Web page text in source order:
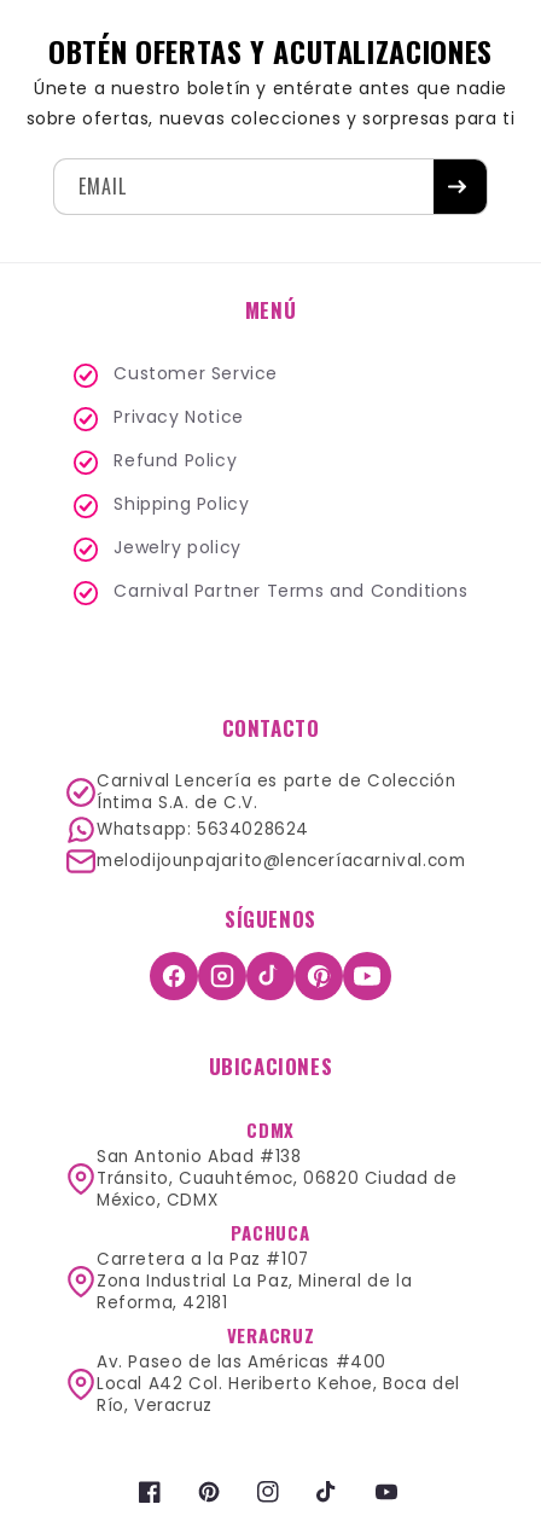
OBTÉN OFERTAS Y ACUTALIZACIONES
Únete a nuestro boletín y entérate antes que nadie
sobre ofertas, nuevas colecciones y sorpresas para ti
EMAIL
MENÚ
Customer Service
Privacy Notice
Refund Policy
Shipping Policy
Jewelry policy
Carnival Partner Terms and Conditions
CONTACTO
Carnival Lencería es parte de Colección
Íntima S.A. de C.V.
Whatsapp: 5634028624
melodijounpajarito@lenceríacarnival.com
SÍGUENOS
UBICACIONES
CDMX
San Antonio Abad #138
Tránsito, Cuauhtémoc, 06820 Ciudad de
México, CDMX
PACHUCA
Carretera a la Paz #107
Zona Industrial La Paz, Mineral de la
Reforma, 42181
VERACRUZ
Av. Paseo de las Américas #400
Local A42 Col. Heriberto Kehoe, Boca del
Río, Veracruz
FacebookPinterestInstagramTikTok YouTube